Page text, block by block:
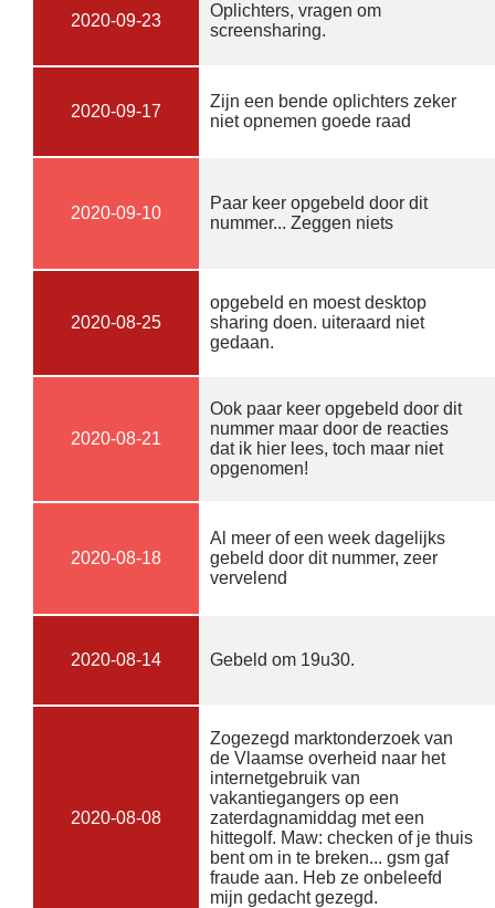
2020-09-23
Oplichters, vragen om
screensharing.
2020-09-17
Zijn een bende oplichters zeker
niet opnemen goede raad
2020-09-10
Paar keer opgebeld door dit
nummer... Zeggen niets
2020-08-25
opgebeld en moest desktop
sharing doen. uiteraard niet
gedaan.
2020-08-21
Ook paar keer opgebeld door dit
nummer maar door de reacties
dat ik hier lees, toch maar niet
opgenomen!
2020-08-18
Al meer of een week dagelijks
gebeld door dit nummer, zeer
vervelend
2020-08-14 Gebeld om 19u30.
2020-08-08
Zogezegd marktonderzoek van
de Vlaamse overheid naar het
internetgebruik van
vakantiegangers op een
zaterdagnamiddag met een
hittegolf. Maw: checken of je thuis
bent om in te breken... gsm gaf
fraude aan. Heb ze onbeleefd
mijn gedacht gezegd.